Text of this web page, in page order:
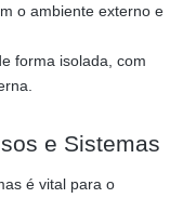
o ambiente externo e
forma isolada, com
e Sistemas
é vital para o